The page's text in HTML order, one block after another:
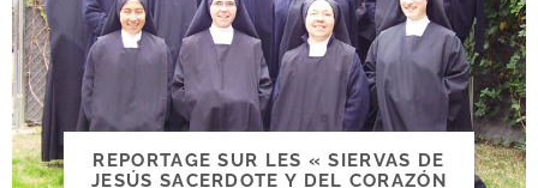
REPORTAGE SUR LES « SIERVAS DE
JESÚS SACERDOTE Y DEL CORAZÓN